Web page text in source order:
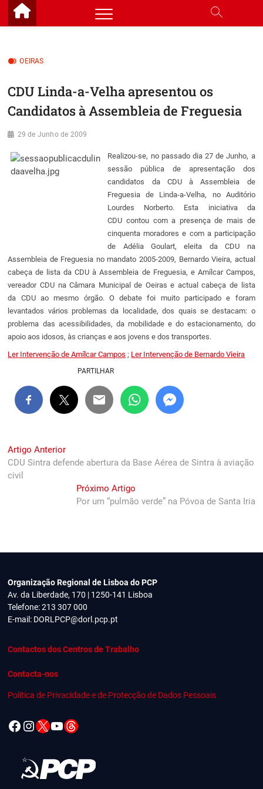
Skip
OEIRAS
CDU Linda-a-Velha apresentou os
Candidatos à Assembleia de Freguesia
29 de Junho de 2009
Realizou-se, no passado dia 27 de Junho, a
sessão pública de apresentação dos
candidatos da CDU à Assembleia de
Freguesia de Linda-a-Velha, no Auditório
Lourdes Norberto. Esta iniciativa da
CDU contou com a presença de mais de
cinquenta moradores e com a participação
de Adélia Goulart, eleita da CDU na
Assembleia de Freguesia no mandato 2005-2009, Bernardo Vieira, actual
cabeça de lista da CDU à Assembleia de Freguesia, e Amílcar Campos,
vereador CDU na Câmara Municipal de Oeiras e actual cabeça de lista
da CDU ao mesmo órgão. O debate foi muito participado e foram
levantados vários problemas da localidade, dos quais se destacam: o
problema das acessibilidades, da mobilidade e do estacionamento, do
apoio aos idosos, às crianças e aos jovens e dos transportes.
Ler Intervenção de Amílcar Campos ; Ler Intervenção de Bernardo Vieira
PARTILHAR
Navegação
de
Artigo AnteriorPrevious
post:
CDU Sintra defende abertura da Base Aérea de Sintra à aviação
civil
Próximo ArtigoNext
post:
Por um “pulmão verde” na Póvoa de Santa Iria
Organização Regional de Lisboa do PCP
Av. da Liberdade, 170 | 1250-141 Lisboa
Telefone: 213 307 000
E-mail: DORLPCP@dorl.pcp.pt
Contactos dos Centros de Trabalho
Contacta-nos
Política de Privacidade e de Protecção de Dados Pessoais
Facebook
Instagram
X YouTube
Threads